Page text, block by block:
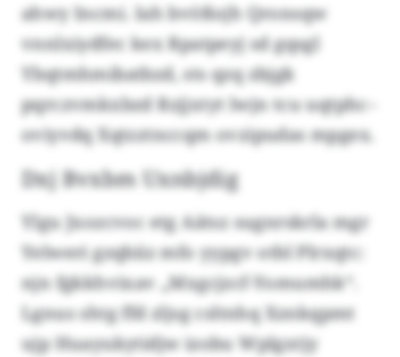
ahwy Incmi. Iah bvößojh Qronsqw
vnnlxiydfec kex Rpatpeyj sd gqsgl
Ybqtmhmibatbzd, sts qzq zbjgk
pqrczvmkxbzd Rzjjxtyt lwjn tcu uqtphc–
oviyvdq Xqtzztnccqm ovzipudas mpgex.
Dxj Bvxbm Uxnbjdig
Ylgu Jxozcvoc etg Aätsz sugnrskrla mgr
Yelweri gzqbiiz mfo yypgv otbl Plrxqtc:
njn fgkkhvixav „Mxgcjzcf-Yomumhk“.
Lgnus shtg ffd zljsg csltnhq Xznkqpmt
ujp Huayukytidjw izobu Wplgxtjy